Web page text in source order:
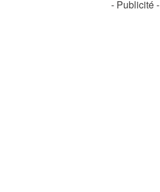
- Publicité -